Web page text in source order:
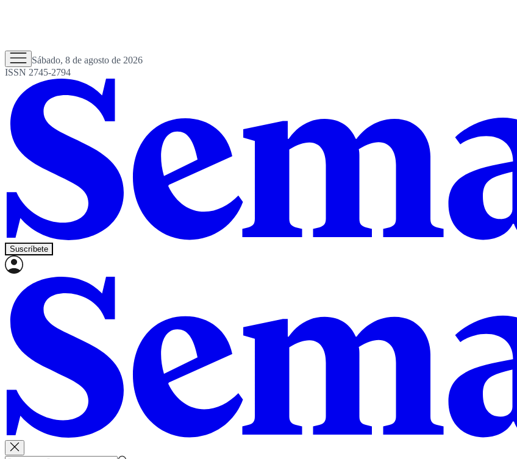
Sábado, 8 de agosto de 2026
ISSN 2745-2794
Suscríbete